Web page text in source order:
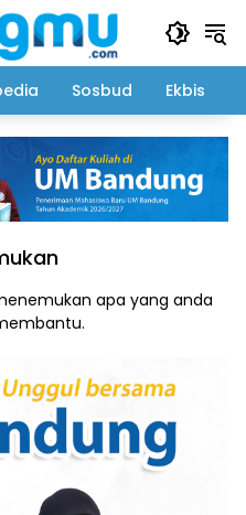
Sosbud Ekbis
apa yang anda